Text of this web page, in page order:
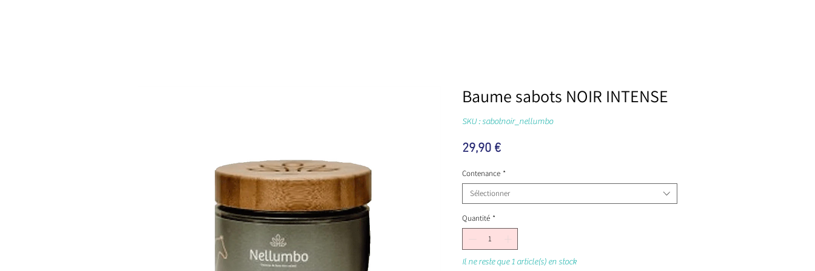
Baume sabots NOIR INTENSE
SKU : sabotnoir_nellumbo
29,90 €Prix
Contenance *
Sélectionner
Quantité *
Il ne reste que 1 article(s) en stock